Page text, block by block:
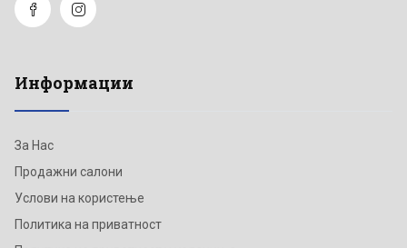
Информации
За Нас
Продажни салони
Услови на користење
Политика на приватност